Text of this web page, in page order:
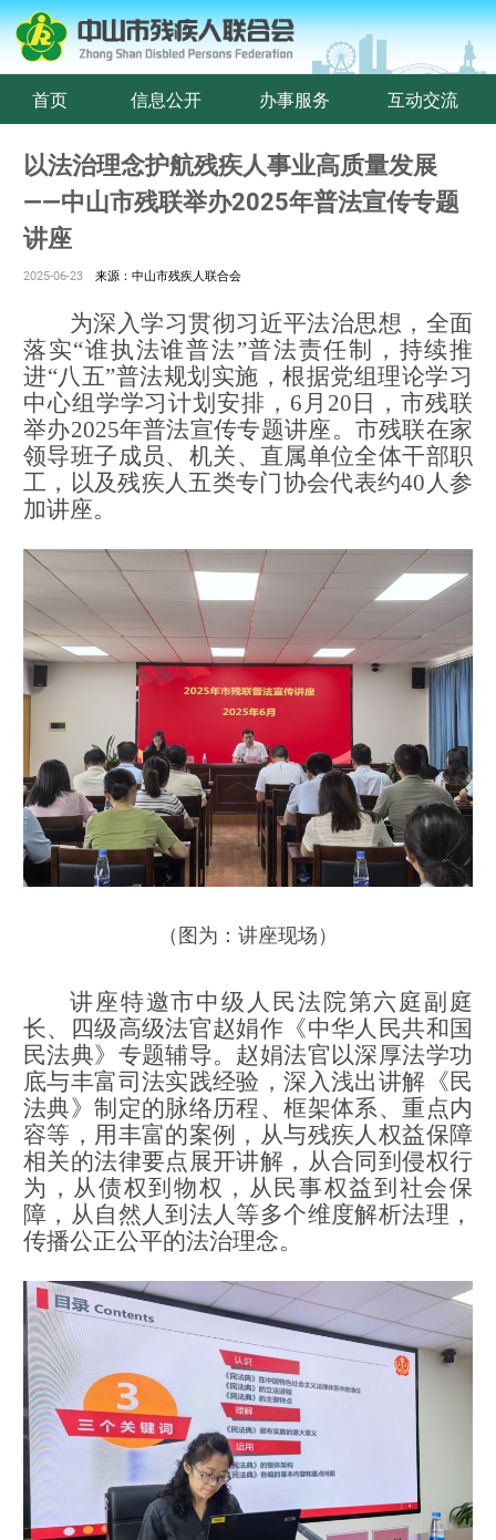
首页 信息公开 办事服务 互动交流
以法治理念护航残疾人事业高质量发展
——中山市残联举办2025年普法宣传专题
讲座
2025-06-23 来源：中山市残疾人联合会
为深入学习贯彻习近平法治思想，全面
落实“谁执法谁普法”普法责任制，持续推
进“八五”普法规划实施，根据党组理论学习
中心组学学习计划安排，6月20日，市残联
举办2025年普法宣传专题讲座。市残联在家
领导班子成员、 机关、直属单位全体干部职
工 ，以及残疾人五类专门协会代表约40人参
加讲座。
（图为：讲座现场）
讲座特邀市中级人民法院第六庭副庭
长、四级高级法官赵娟作《中华人民共和国
民法典》专题辅导。赵娟法官以深厚法学功
底与丰富司法实践经验，深入浅出讲解《民
法典》制定的脉络历程、框架体系、重点内
容等，用丰富的案例，从与残疾人权益保障
相关的法律要点展开讲解，从合同到侵权行
为，从债权到物权，从民事权益到社会保
障，从自然人到法人等多个维度解析法理，
传播公正公平的法治理念。